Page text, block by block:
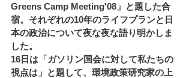
Greens Camp Meeting'08」と題した合
宿。それぞれの10年のライフプランと日
本の政治について夜な夜な語り明かしま
した。
16日は「ガソリン国会に対して私たちの
視点は」と題して、環境政策研究家の上